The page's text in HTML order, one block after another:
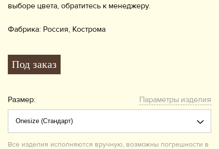
выборе цвета, обратитесь к менеджеру.
Фабрика: Россия, Кострома
Под заказ
Размер: Параметры изделия
Все изделия исполняются вручную, возможны погрешности в